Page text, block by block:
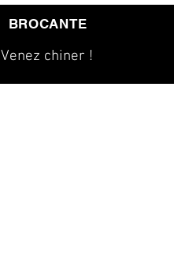
BROCANTE
Venez chiner !